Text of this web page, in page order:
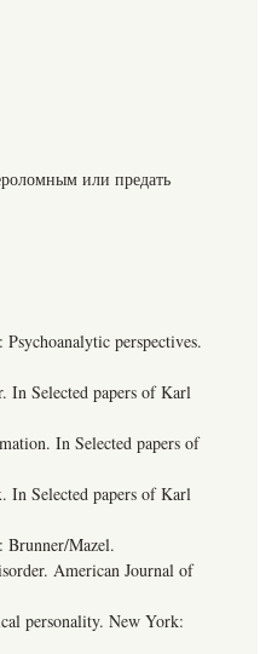
или предать
perspectives.
Selected papers of Karl
In Selected papers of
Selected papers of Karl
Mazel.
American Journal of
personality. New York: